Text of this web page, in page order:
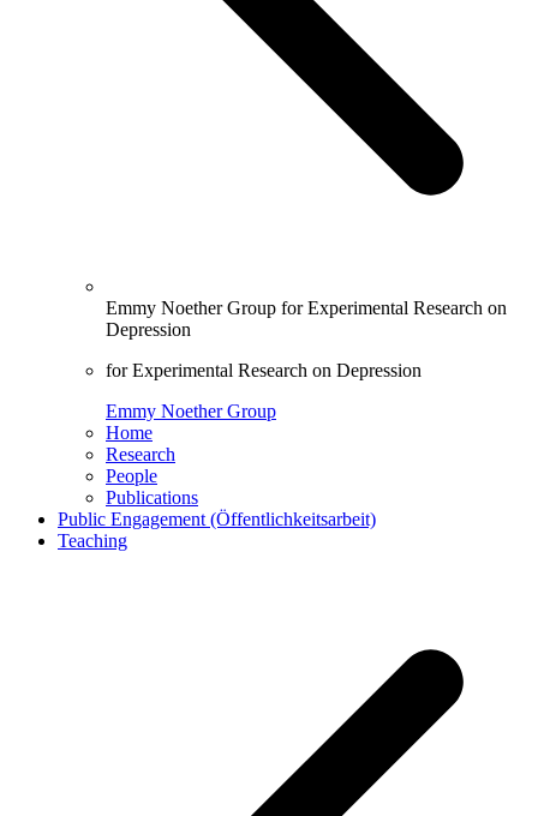
Emmy Noether Group for Experimental Research on
Depression
for Experimental Research on Depression
Emmy Noether Group
Home
Research
People
Publications
Public Engagement (Öffentlichkeitsarbeit)
Teaching